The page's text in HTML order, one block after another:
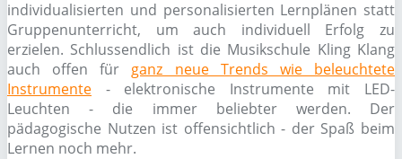
individualisierten und personalisierten Lernplänen statt
Gruppenunterricht, um auch individuell Erfolg zu
erzielen. Schlussendlich ist die Musikschule Kling Klang
auch offen für ganz neue Trends wie beleuchtete
Instrumente - elektronische Instrumente mit LED-
Leuchten - die immer beliebter werden. Der
pädagogische Nutzen ist offensichtlich - der Spaß beim
Lernen noch mehr.